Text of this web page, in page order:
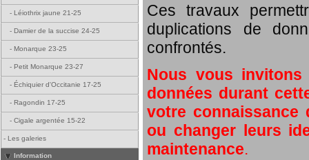
- Léiothrix jaune 21-25
- Damier de la succise 24-25
- Monarque 23-25
- Petit Monarque 23-27
- Échiquier d'Occitanie 17-25
- Ragondin 17-25
- Cigale argentée 15-22
- Les galeries
Information
Ces travaux
duplications de
confrontés.
Nous vous
données durant
votre connaissance
ou changer leurs
maintenance.